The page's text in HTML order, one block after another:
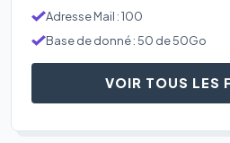
Adresse Mail : 100
Base de donné : 50 de 50Go
VOIR TOUS LES